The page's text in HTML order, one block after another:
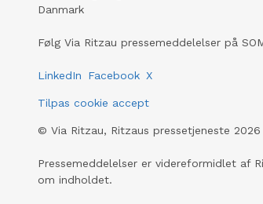
Danmark
Følg Via Ritzau pressemeddelelser på
LinkedIn Facebook X
Tilpas cookie accept
© Via Ritzau, Ritzaus pressetjeneste 2026
Pressemeddelelser er videreformidlet af
om indholdet.